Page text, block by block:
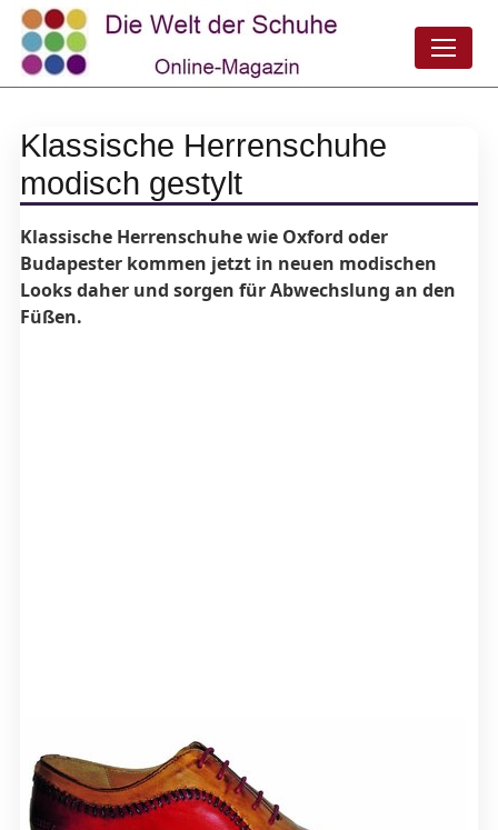
Klassische Herrenschuhe
modisch gestylt
Klassische Herrenschuhe wie Oxford oder
Budapester kommen jetzt in neuen modischen
Looks daher und sorgen für Abwechslung an den
Füßen.